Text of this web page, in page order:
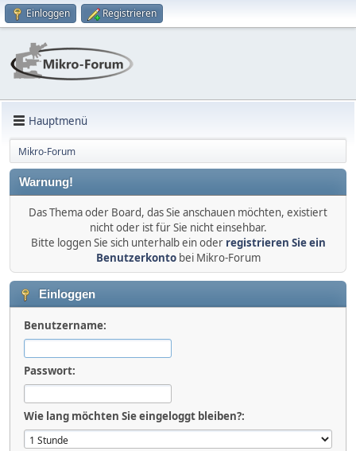
Einloggen Registrieren
Hauptmenü
Mikro-Forum
Warnung!
Das Thema oder Board, das Sie anschauen möchten, existiert
nicht oder ist für Sie nicht einsehbar.
Bitte loggen Sie sich unterhalb ein oder registrieren Sie ein
Benutzerkontobei Mikro-Forum
Einloggen
Benutzername:
Passwort:
Wie lang möchten Sie eingeloggt bleiben?: